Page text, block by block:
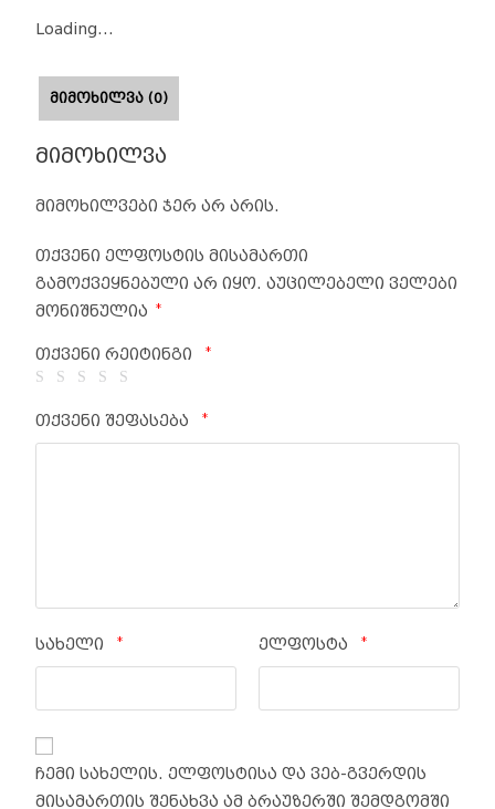
Loading...
ᲛᲘᲛᲝᲮᲘᲚᲕᲐ (0)
მიმოხილვა
მიმოხილვები ჯერ არ არის.
თქვენი ელფოსტის მისამართი
გამოქვეყნებული არ იყო. აუცილებელი ველები
მონიშნულია
*
თქვენი რეიტინგი *
თქვენი შეფასება *
სახელი * ელფოსტა *
ჩემი სახელის. ელფოსტისა და ვებ-გვერდის
მისამართის შენახვა ამ ბრაუზერში შემდგომში